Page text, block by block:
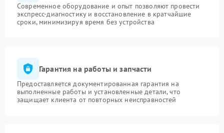
Современное оборудование и опыт позволяют провести
экспресс-диагностику и восстановление в кратчайшие
сроки, минимизируя время без устройства
Гарантия на работы и запчасти
Предоставляется документированная гарантия на
выполненные работы и установленные детали, что
защищает клиента от повторных неисправностей